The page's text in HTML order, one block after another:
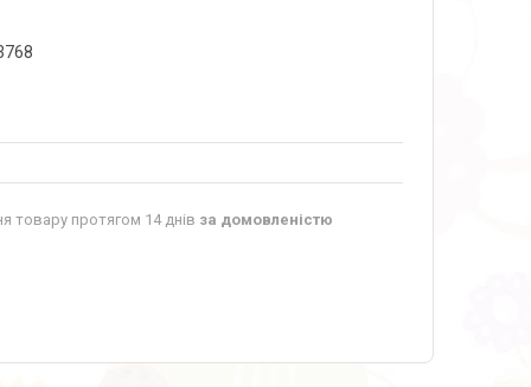
товару протягом 14 днів за домовленістю